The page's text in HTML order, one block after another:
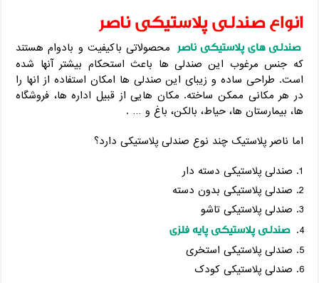
انواع صندلی پلاستیکی ناصر
صندلی های پلاستیکی ناصر محصولاتی باکیفیت و بادوام هستند
که جنس مرغوب این صندلی ها باعث استحکام بیشتر آنها شده
است. طراحی ساده و زیبای این صندلی ها امکان استفاده از انها را
در هر مکانی ممکن ساخته. مکان هایی از قبیل اداره ها، فروشگاه
ها، بیمارستان ها، حیاط، بالکن، باغ و … .
اما ناصر پلاستیک چند نوع صندلی پلاستیکی دارد؟
صندلی پلاستیکی دسته دار
صندلی پلاستیکی بدون دسته
صندلی پلاستیکی تاشو
صندلی پلاستیکی پایه فلزی
صندلی پلاستیکی استخری
صندلی پلاستیکی کودک